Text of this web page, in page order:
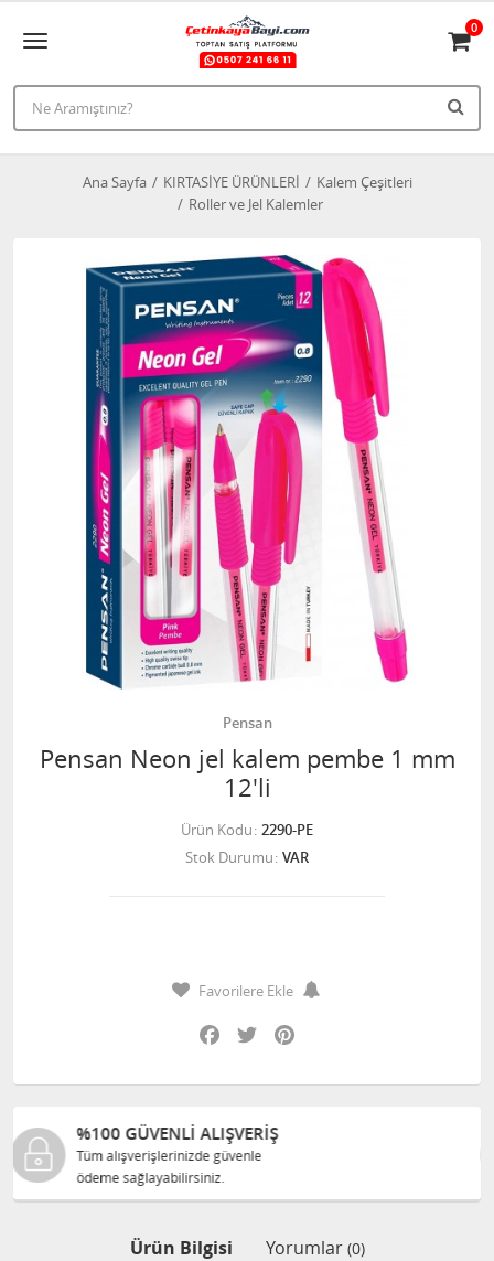
0
Ana Sayfa KIRTASİYE ÜRÜNLERİ
Kalem Çeşitleri
Roller ve Jel Kalemler
Pensan
Pensan Neon jel kalem pembe 1 mm
12'li
Ürün Kodu 2290-PE
Stok Durumu VAR
Favorilere Ekle
Facebook
Twitter
%100 ORJINAL ÜRÜNLER
Ürün Bilgisi Yorumlar (0)